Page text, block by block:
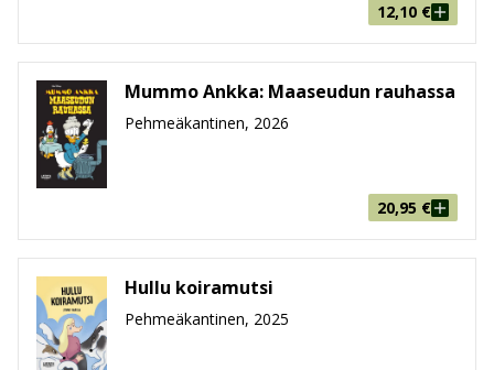
12,10 €
Mummo Ankka: Maaseudun rauhassa
Pehmeäkantinen, 2026
20,95 €
Hullu koiramutsi
Pehmeäkantinen, 2025